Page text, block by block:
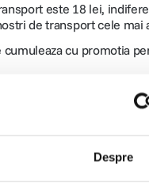
Despre
este 18 lei,
de transport cele
cu promotia
la livrare (ramburs), se